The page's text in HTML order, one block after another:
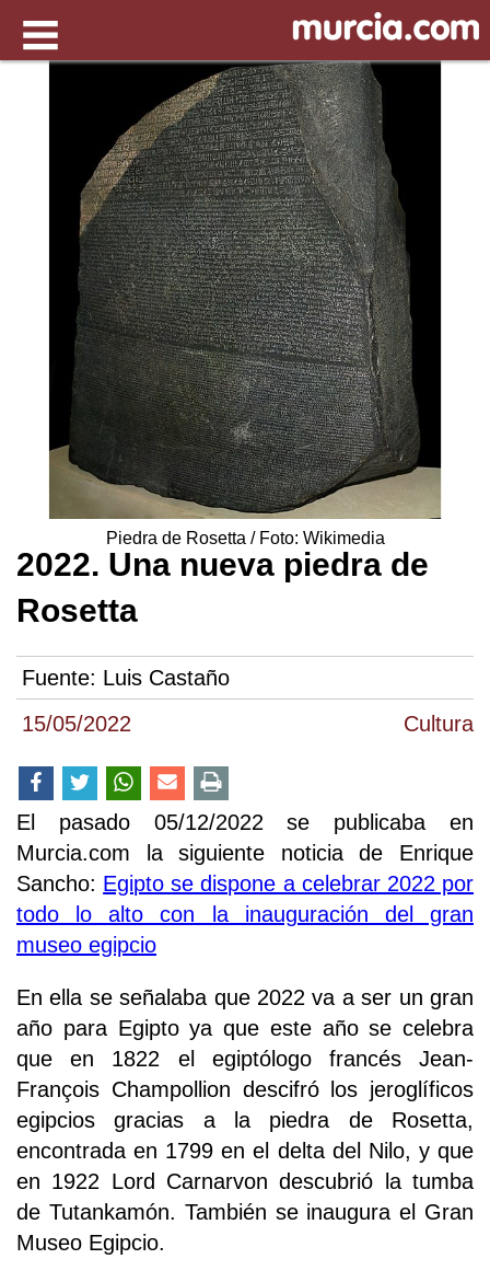
15/05/2022 Cultura
2022. Una nueva piedra de
Rosetta
Fuente: Luis Castaño
El pasado 05/12/2022 se publicaba en
Murcia.com la siguiente noticia de Enrique
Sancho: Egipto se dispone a celebrar 2022 por
todo lo alto con la inauguración del gran
museo egipcio
En ella se señalaba que 2022 va a ser un gran
año para Egipto ya que este año se celebra
que en 1822 el egiptólogo francés Jean-
François Champollion descifró los jeroglíficos
egipcios gracias a la piedra de Rosetta,
encontrada en 1799 en el delta del Nilo, y que
en 1922 Lord Carnarvon descubrió la tumba
de Tutankamón. También se inaugura el Gran
Museo Egipcio.
Piedra de Rosetta / Foto: Wikimedia